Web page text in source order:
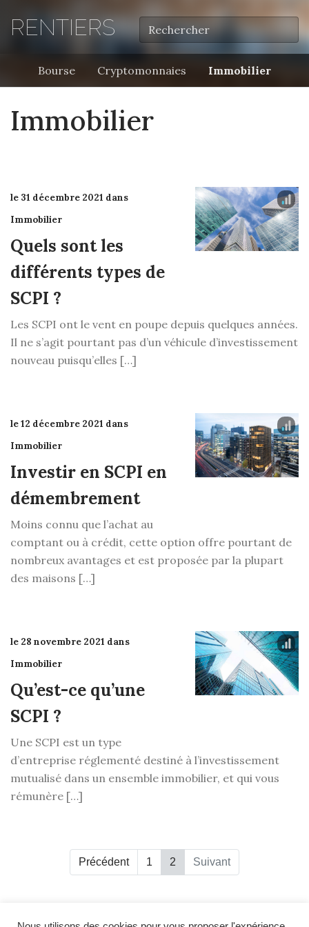
RENTIERS
Bourse Cryptomonnaies Immobilier
Immobilier
le 31 décembre 2021 dans
Immobilier
Quels sont les
différents types de
SCPI ?
Les SCPI ont le vent en poupe depuis quelques années.
Il ne s’agit pourtant pas d’un véhicule d’investissement
nouveau puisqu’elles […]
le 12 décembre 2021 dans
Immobilier
Investir en SCPI en
démembrement
Moins connu que l’achat au
comptant ou à crédit, cette option offre pourtant de
nombreux avantages et est proposée par la plupart
des maisons […]
le 28 novembre 2021 dans
Immobilier
Qu’est-ce qu’une
SCPI ?
Une SCPI est un type
d’entreprise réglementé destiné à l’investissement
mutualisé dans un ensemble immobilier, et qui vous
rémunère […]
Précédent 1 2 Suivant